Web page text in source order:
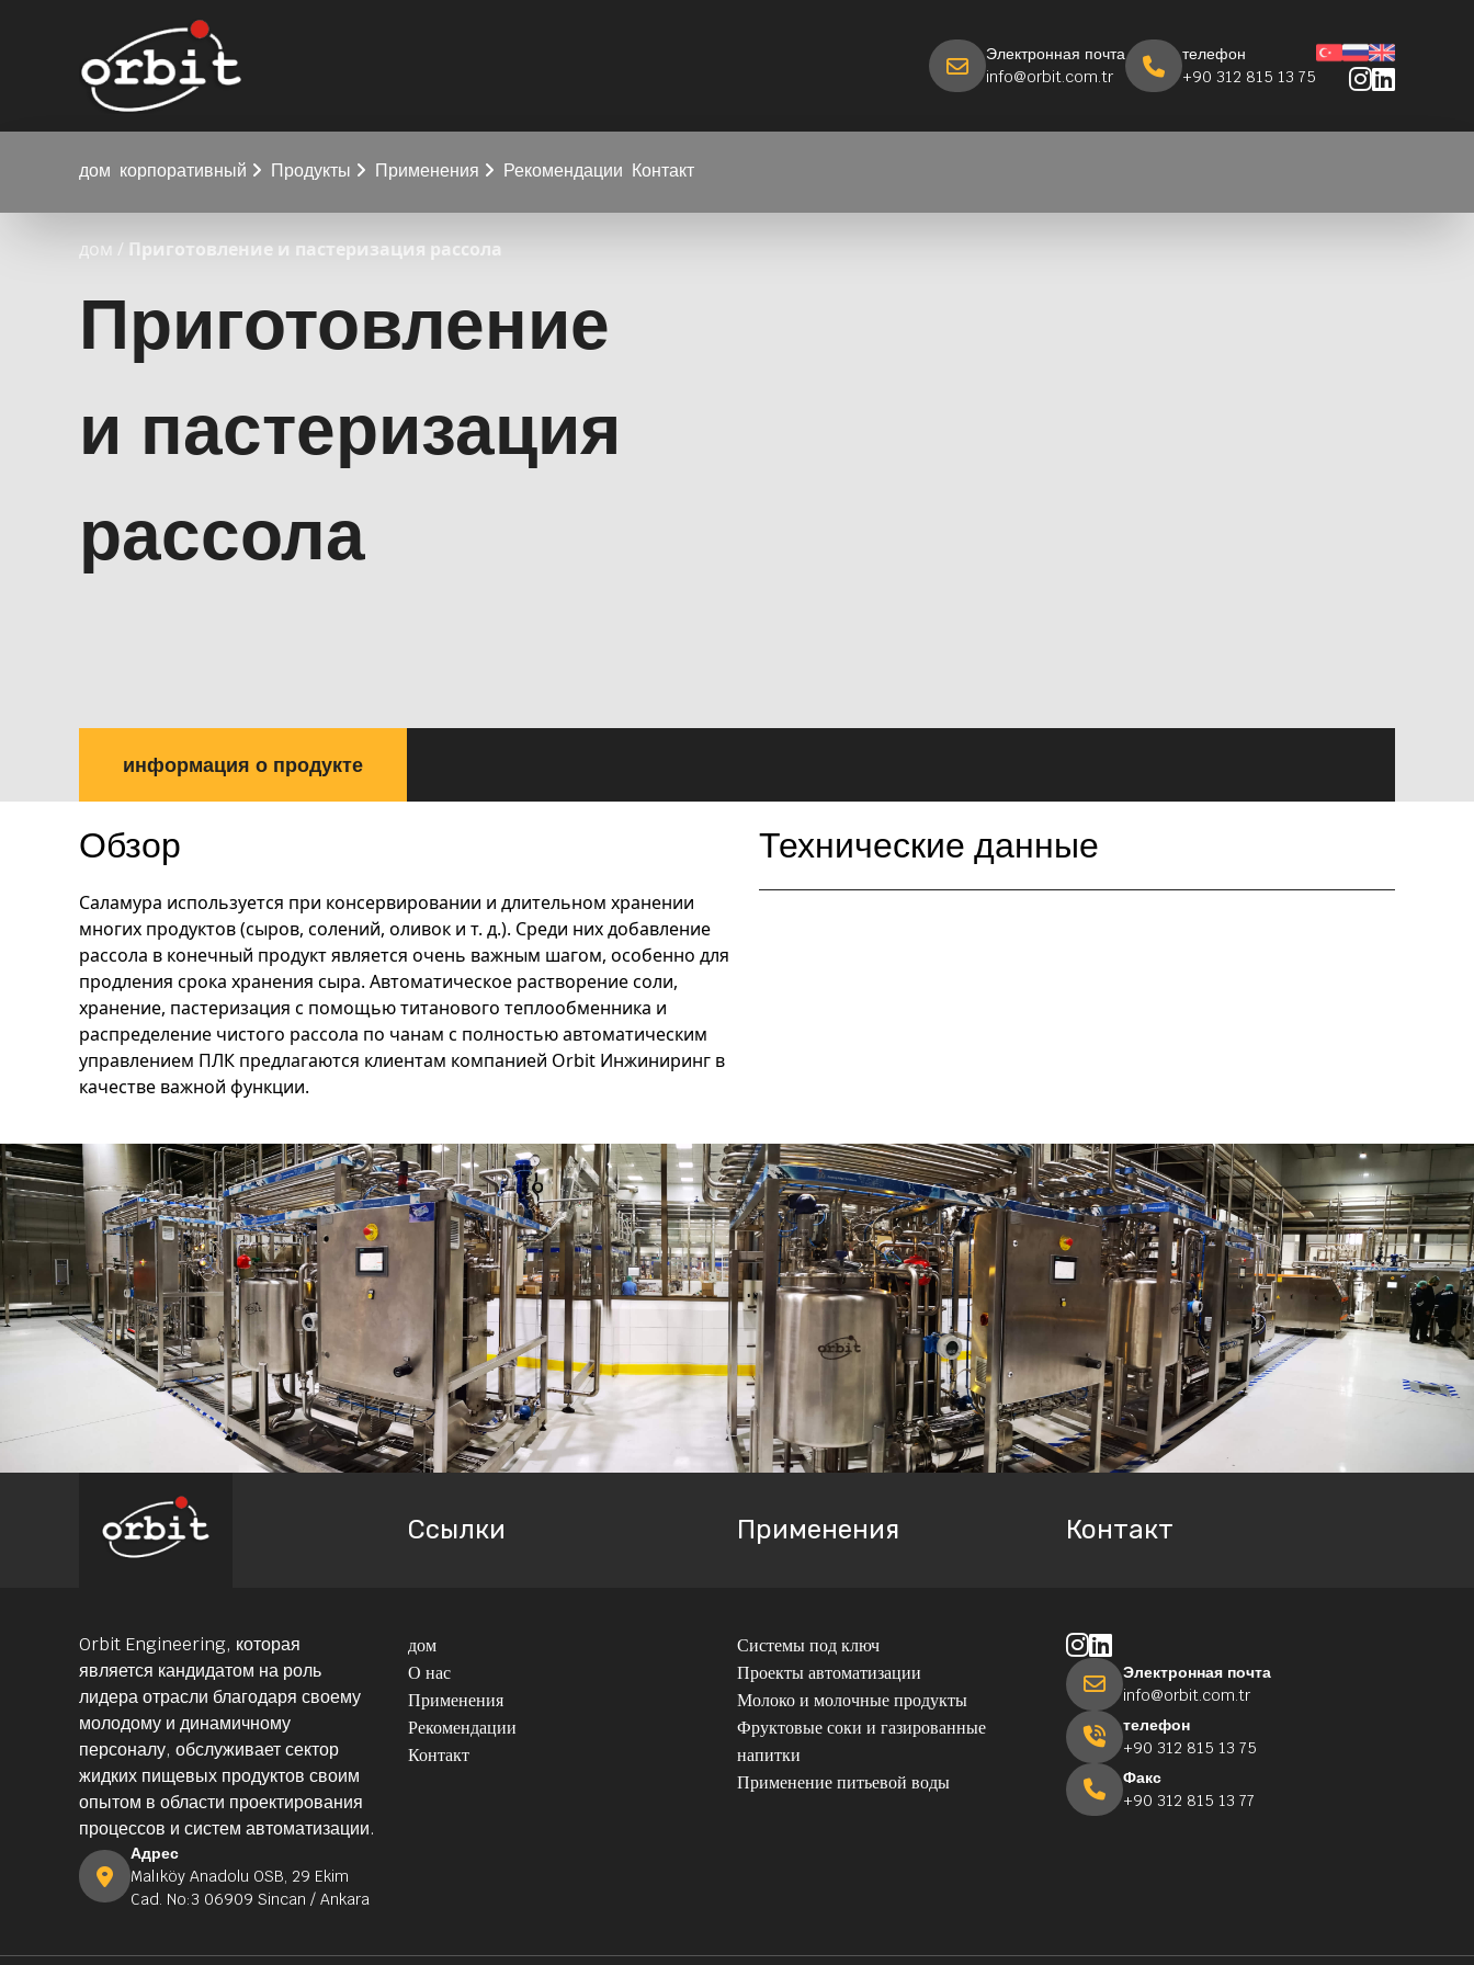
Электронная почта
info@orbit.com.tr
телефон
+90 312 815 13 75
дом корпоративный Продукты Применения Рекомендации Контакт
дом / Приготовление и пастеризация рассола
Приготовление
и пастеризация
рассола
информация о продукте
Обзор
Саламура используется при консервировании и длительном хранении
многих продуктов (сыров, солений, оливок и т. д.). Среди них добавление
рассола в конечный продукт является очень важным шагом, особенно для
продления срока хранения сыра. Автоматическое растворение соли,
хранение, пастеризация с помощью титанового теплообменника и
распределение чистого рассола по чанам с полностью автоматическим
управлением ПЛК предлагаются клиентам компанией Orbit Инжиниринг в
качестве важной функции.
Технические данные
Ссылки Применения Контакт
Orbit Engineering, которая
является кандидатом на роль
лидера отрасли благодаря своему
молодому и динамичному
персоналу, обслуживает сектор
жидких пищевых продуктов своим
опытом в области проектирования
процессов и систем автоматизации.
Адрес
Malıköy Anadolu OSB, 29 Ekim
Cad. No:3 06909 Sincan / Ankara
дом
О нас
Применения
Рекомендации
Контакт
Системы под ключ
Проекты автоматизации
Молоко и молочные продукты
Фруктовые соки и газированные
напитки
Применение питьевой воды
Электронная почта
info@orbit.com.tr
телефон
+90 312 815 13 75
Факс
+90 312 815 13 77